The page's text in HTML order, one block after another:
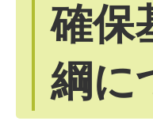
確保
綱に